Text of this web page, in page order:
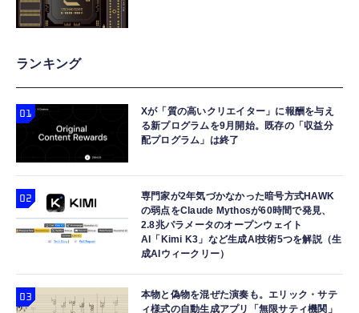
ランキング
Xが「質の高いクリエイター」に報酬を与え
る新プログラムを9月開始。既存の「収益分
配プログラム」は終了
専門家が2年気づかなかった暗号方式HAWK
の弱点をClaude Mythosが60時間で発見、
2.8兆パラメータのオープンウェイト
AI「Kimi K3」など生成AI技術5つを解説（生
成AIウィークリー）
本物と偽物を混ぜた演奏も。エリック・サテ
ィ様式の自動生成アプリ「無限サティ機関」